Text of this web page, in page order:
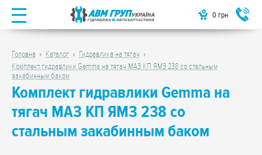
0 грн
Головна Каталог
Гидравлика на тягач
Комплект гидравлики Gemma на тягач МАЗ КП ЯМЗ 238 со стальным
закабинным баком
Комплект гидравлики Gemma на
тягач МАЗ КП ЯМЗ 238 со
стальным закабинным баком